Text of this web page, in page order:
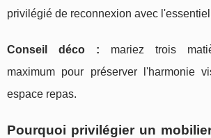
privilégié de reconnexion avec
Conseil déco : mariez trois
maximum pour préserver l'harmonie
espace repas.
Pourquoi privilégier un